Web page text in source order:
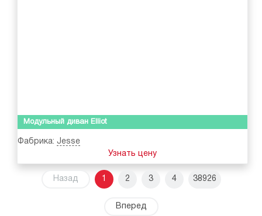
Модульный диван Elliot
Фабрика: Jesse
Узнать цену
Назад 1 2 3 4 38926
Вперед